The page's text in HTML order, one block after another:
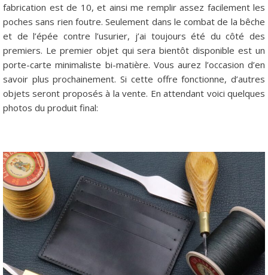
fabrication est de 10, et ainsi me remplir assez facilement les
poches sans rien foutre. Seulement dans le combat de la bêche
et de l’épée contre l’usurier, j’ai toujours été du côté des
premiers. Le premier objet qui sera bientôt disponible est un
porte-carte minimaliste bi-matière. Vous aurez l’occasion d’en
savoir plus prochainement. Si cette offre fonctionne, d’autres
objets seront proposés à la vente. En attendant voici quelques
photos du produit final: